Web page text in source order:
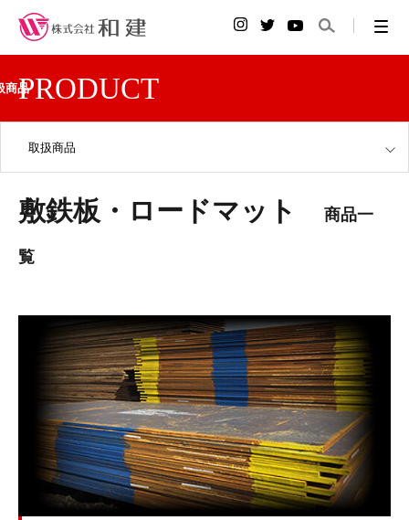
PRODUCT
商品
取扱商品
敷鉄板・ロードマット
商品一
覧